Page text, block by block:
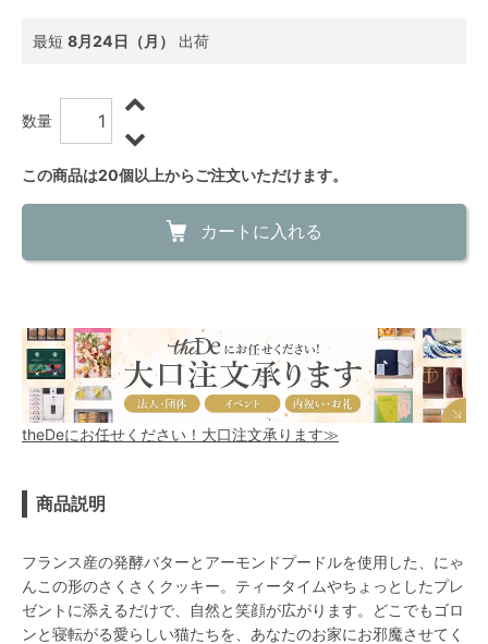
最短 8月24日（月） 出荷
数量
この商品は20個以上からご注文いただけます。
カートに入れる
theDeにお任せください！大口注文承ります≫
商品説明
フランス産の発酵バターとアーモンドプードルを使用した、にゃ
んこの形のさくさくクッキー。ティータイムやちょっとしたプレ
ゼントに添えるだけで、自然と笑顔が広がります。どこでもゴロ
ンと寝転がる愛らしい猫たちを、あなたのお家にお邪魔させてく